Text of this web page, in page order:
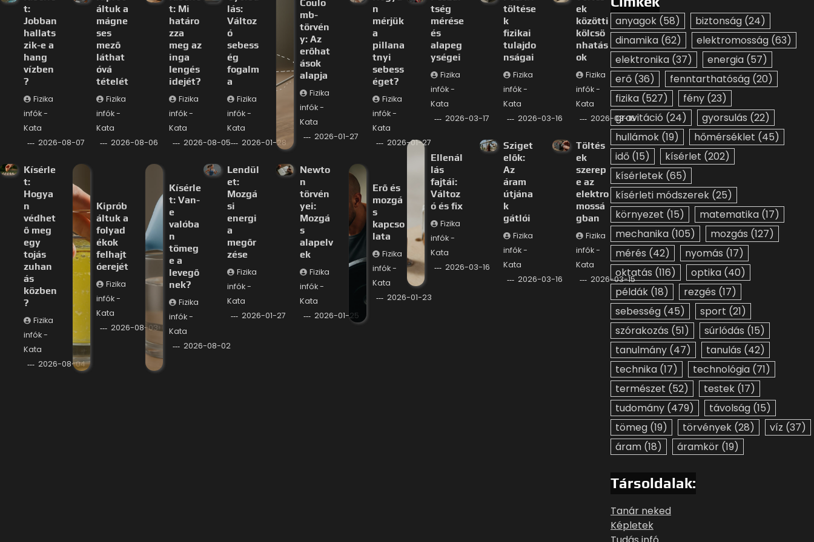
t:
Jobban
hallats
zik-e a
hang
vízben
?
Fizika
infók -
Kata
2026-08-07
áltuk a
mágne
ses
mező
láthat
óvá
tételét
Fizika
infók -
Kata
2026-08-06
t: Mi
határo
zza
meg az
inga
lengés
idejét?
Fizika
infók -
Kata
2026-08-05
Kísérle
t:
Hogya
n
védhet
ő meg
egy
tojás
zuhan
ás
közben
?
Fizika
infók -
Kata
2026-08-04
Kiprób
áltuk a
folyad
ékok
felhajt
óerejét
Fizika
infók -
Kata
2026-08-03
Kísérle
t: Van-
e
valóba
n
tömeg
e a
levegő
nek?
Fizika
infók -
Kata
2026-08-02
lás:
Változ
ó
sebess
ég
fogalm
a
Fizika
infók -
Kata
2026-01-28
Coulo
mb-
törvén
y: Az
erőhat
ások
alapja
Fizika
infók -
Kata
2026-01-27
n
mérjük
a
pillana
tnyi
sebess
éget?
Fizika
infók -
Kata
2026-01-27
Lendül
et:
Mozgá
si
energi
a
megőr
zése
Fizika
infók -
Kata
2026-01-27
Newto
n
törvén
yei:
Mozgá
s
alapelv
ek
Fizika
infók -
Kata
2026-01-25
Erő és
mozgá
s
kapcso
lata
Fizika
infók -
Kata
2026-01-23
tség
mérése
és
alapeg
ységei
Fizika
infók -
Kata
2026-03-17
töltése
k
fizikai
tulajdo
nságai
Fizika
infók -
Kata
2026-03-16
ek
közötti
kölcsö
nhatás
ok
Fizika
infók -
Kata
2026-03-16
Ellenál
lás
fajtái:
Változ
ó és fix
Fizika
infók -
Kata
2026-03-16
Sziget
elők:
Az
áram
útjána
k
gátlói
Fizika
infók -
Kata
2026-03-16
Töltés
ek
szerep
e az
elektro
mossá
gban
Fizika
infók -
Kata
2026-03-15
anyagok (58) biztonság (24)
dinamika (62) elektromosság (63)
elektronika (37) energia (57)
erő (36) fenntarthatóság (20)
fizika (527) fény (23)
gravitáció (24) gyorsulás (22)
hullámok (19) hőmérséklet (45)
idő (15) kísérlet (202)
kísérletek (65)
kísérleti módszerek (25)
környezet (15) matematika (17)
mechanika (105) mozgás (127)
mérés (42) nyomás (17)
oktatás (116) optika (40)
példák (18) rezgés (17)
sebesség (45) sport (21)
szórakozás (51) súrlódás (15)
tanulmány (47) tanulás (42)
technika (17) technológia (71)
természet (52) testek (17)
tudomány (479) távolság (15)
tömeg (19) törvények (28) víz (37)
áram (18) áramkör (19)
Társoldalak:
Tanár neked
Képletek